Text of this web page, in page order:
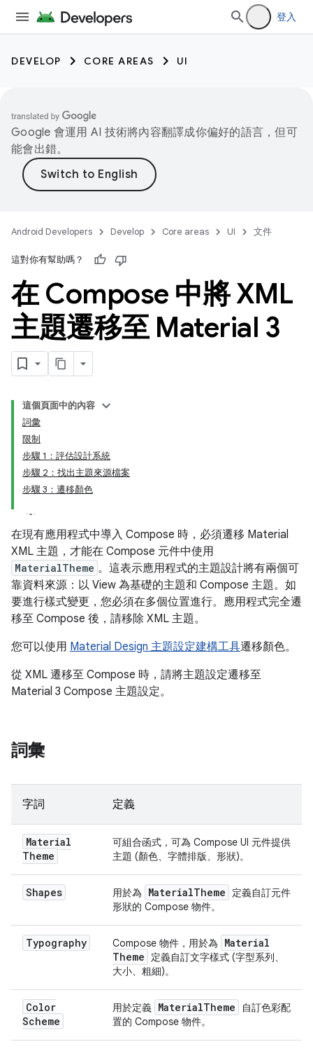
登入
DEVELOP CORE AREAS UI
Google 會運用 AI 技術將內容翻譯成你偏好的語言，但可
能會出錯。
Android Developers Develop Core areas UI 文件
這對你有幫助嗎？
在 Compose 中將 XML
主題遷移至 Material 3
這個頁面中的內容
詞彙
限制
步驟 1：評估設計系統
步驟 2：找出主題來源檔案
步驟 3：遷移顏色
在現有應用程式中導入 Compose 時，必須遷移 Material
XML 主題，才能在 Compose 元件中使用
MaterialTheme 。這表示應用程式的主題設計將有兩個可
靠資料來源：以 View 為基礎的主題和 Compose 主題。如
要進行樣式變更，您必須在多個位置進行。應用程式完全遷
移至 Compose 後，請移除 XML 主題。
您可以使用 Material Design 主題設定建構工具遷移顏色。
從 XML 遷移至 Compose 時，請將主題設定遷移至
Material 3 Compose 主題設定。
詞彙
字詞 定義
Material
Theme
可組合函式，可為 Compose UI 元件提供
主題 (顏色、字體排版、形狀)。
Shapes 用於為 MaterialTheme
定義自訂元件
形狀的 Compose 物件。
Typography Compose 物件，用於為
Material
Theme
定義自訂文字樣式 (字型系列、
大小、粗細)。
Color
Scheme
用於定義 MaterialTheme
自訂色彩配
置的 Compose 物件。